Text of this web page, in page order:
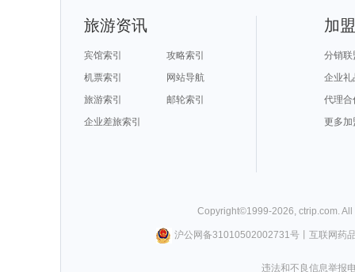
旅游资讯
宾馆索引
攻略索引
机票索引
网站导航
旅游索引
邮轮索引
企业差旅索引
加
分销联
企业礼
代理合
更多加
Copyright©1999-2026 ctrip.com .
沪公网备31010502002731号丨 互联网药
违法和不良信息举报